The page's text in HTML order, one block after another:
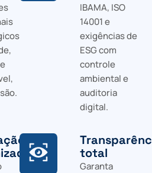
IBAMA, ISO
14001 e
exigências de
ESG com
controle
ambiental e
auditoria
digital.
total
Garanta